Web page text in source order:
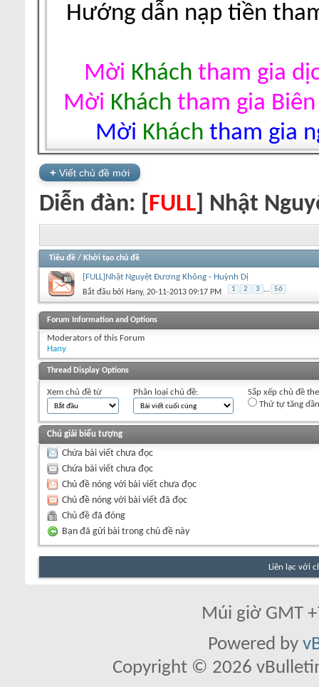
Hướng dẫn nạp tiền
Mời Khách tham gia
Mời Khách tham gia
Mời Khách tham gia
+ Viết chủ đề mới
Diễn đàn: [FULL] Nhật
Tiêu đề / Khởi tạo chủ đề
[FULL]Nhật Nguyệt Đương Không - Huỳnh Dị
Bắt đầu bởi Hany‎, 20-11-2013 09:17 PM 1 2 3 ... 56
+Viết chủ đề mới
Forum Information and Options
Moderators of this Forum
Hany
Thread Display Options
Xem chủ đề từ Phân loại chủ đề:
Sắp xếp chủ đề
Thứ tự tăng dần
Chú giải biểu tượng
Chứa bài viết chưa đọc
Chứa bài viết chưa đọc
Chủ đề nóng với bài viết chưa đọc
Chủ đề nóng với bài viết đã đọc
Chủ đề đã đóng
Bạn đã gửi bài trong chủ đề này
Liên lạc với
Múi giờ GMT
Powered by
Copyright © 2026